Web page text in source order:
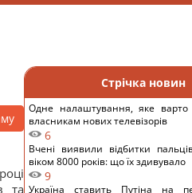
та
Стрічка новин
Одне налаштування, яке варто
власникам нових телевізорів
6
Вчені виявили відбитки
віком 8000 років: що їх здивувало
9
Україна ставить Путіна на